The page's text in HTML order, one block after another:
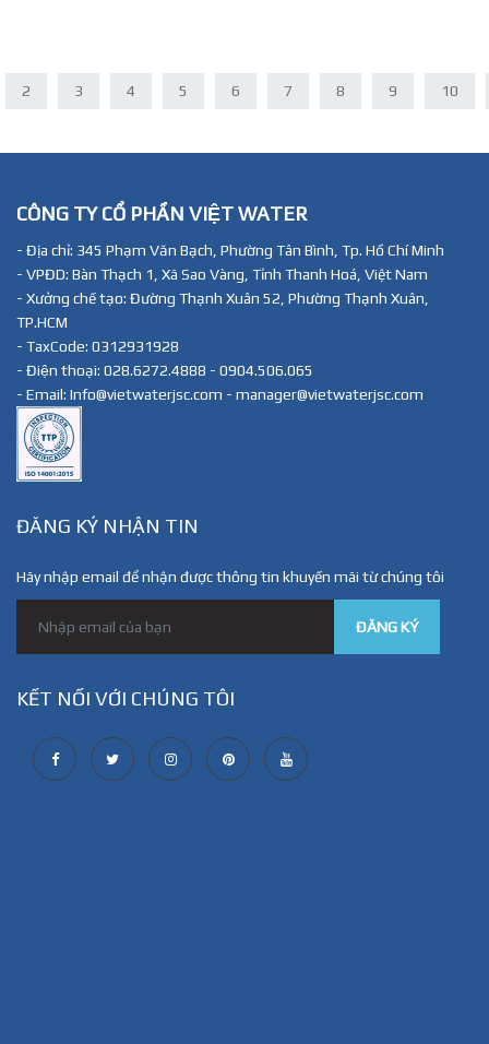
2 3 4 5 6 7 8 9 10
CÔNG TY CỔ PHẦN VIỆT WATER
- Địa chỉ: 345 Phạm Văn Bạch, Phường Tân Bình, Tp. Hồ Chí Minh
- VPĐD: Bàn Thạch 1, Xã Sao Vàng, Tỉnh Thanh Hoá, Việt Nam
- Xưởng chế tạo: Đường Thạnh Xuân 52, Phường Thạnh Xuân,
TP.HCM
- TaxCode: 0312931928
- Điện thoại: 028.6272.4888 - 0904.506.065
- Email: Info@vietwaterjsc.com - manager@vietwaterjsc.com
ĐĂNG KÝ NHẬN TIN
Hãy nhập email để nhận được thông tin khuyến mãi từ chúng tôi
ĐĂNG KÝ
KẾT NỐI VỚI CHÚNG TÔI